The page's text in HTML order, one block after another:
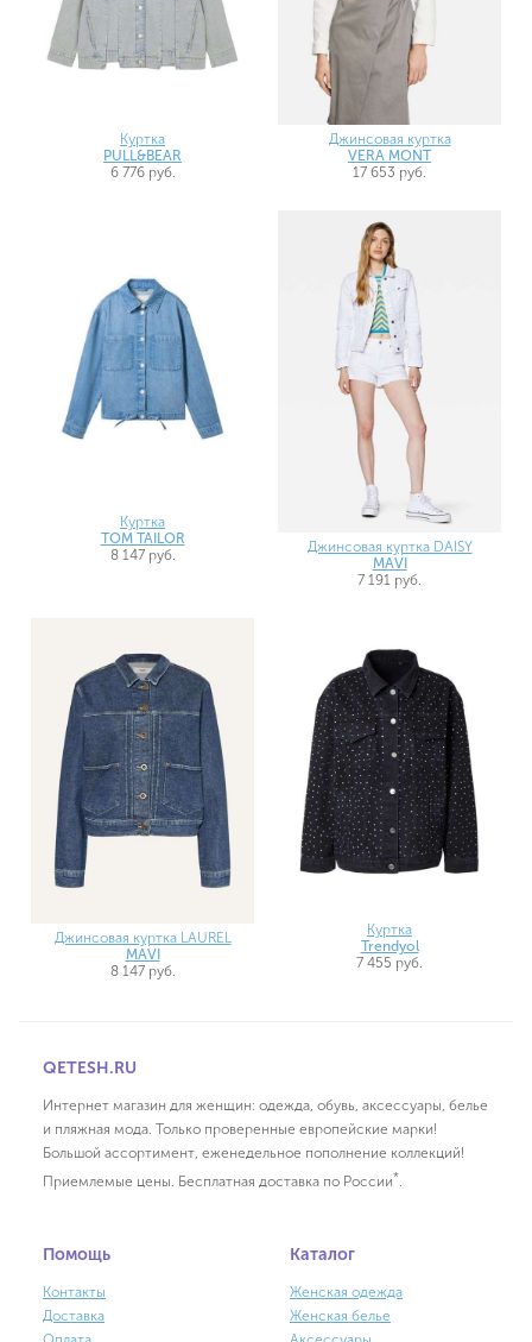
Куртка
PULL&BEAR
6 776 руб.
Джинсовая куртка
VERA MONT
17 653 руб.
Куртка
TOM TAILOR
8 147 руб.
Джинсовая куртка DAISY
MAVI
7 191 руб.
Джинсовая куртка LAUREL
MAVI
8 147 руб.
Куртка
Trendyol
7 455 руб.
QETESH.RU
Интернет магазин для женщин: одежда, обувь, аксессуары, белье
и пляжная мода. Только проверенные европейские марки!
Большой ассортимент, еженедельное пополнение коллекций!
Приемлемые цены. Бесплатная доставка по России*.
Помощь
Контакты
Доставка
Каталог
Женская одежда
Женская белье